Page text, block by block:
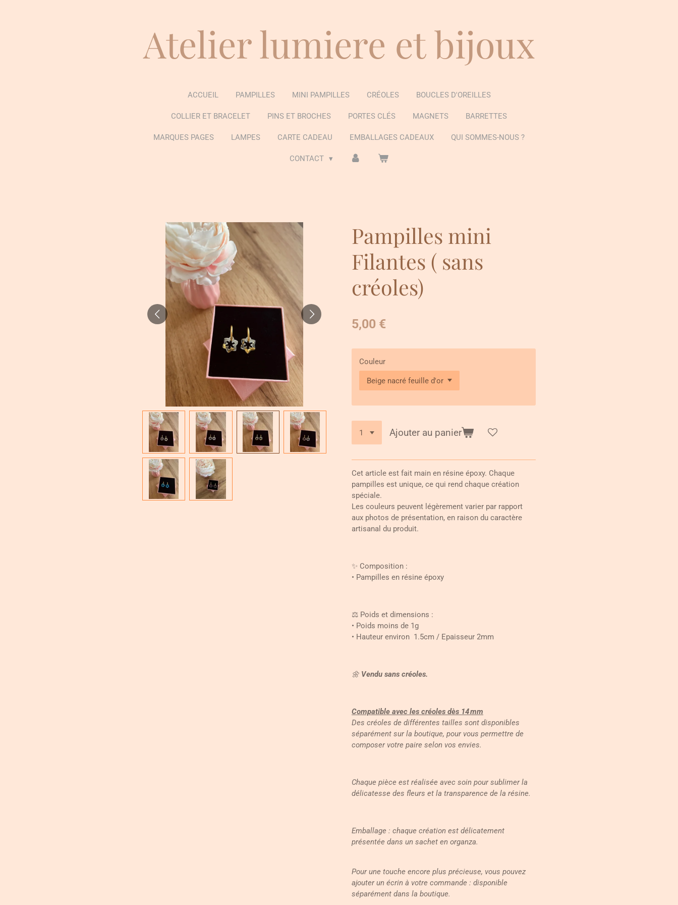
Atelier lumiere et bijoux
ACCUEIL PAMPILLES MINI PAMPILLES CRÉOLES BOUCLES D'OREILLES
COLLIER ET BRACELET PINS ET BROCHES PORTES CLÉS MAGNETS BARRETTES
MARQUES PAGES LAMPES CARTE CADEAU EMBALLAGES CADEAUX QUI SOMMES-NOUS ?
CONTACT
Pampilles mini
Filantes ( sans
créoles)
5,00 €
Couleur
Ajouter au panier
Cet article est fait main en résine époxy. Chaque
pampilles est unique, ce qui rend chaque création
spéciale.
Les couleurs peuvent légèrement varier par rapport
aux photos de présentation, en raison du caractère
artisanal du produit.
✨ Composition :
• Pampilles en résine époxy
⚖️ Poids et dimensions :
• Poids moins de 1g
• Hauteur environ 1.5cm / Epaisseur 2mm
🌼 Vendu sans créoles.
Compatible avec les créoles dès 14 mm
Des créoles de différentes tailles sont disponibles
séparément sur la boutique, pour vous permettre de
composer votre paire selon vos envies.
Chaque pièce est réalisée avec soin pour sublimer la
délicatesse des fleurs et la transparence de la résine.
Emballage : chaque création est délicatement
présentée dans un sachet en organza.
Pour une touche encore plus précieuse, vous pouvez
ajouter un écrin à votre commande : disponible
séparément dans la boutique.